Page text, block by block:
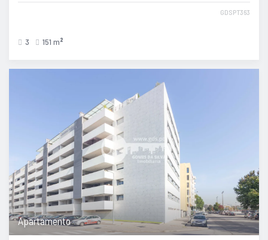
GDSPT363
3 151 m 2
Apartamento